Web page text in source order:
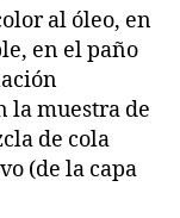
al óleo, en
en el paño
la muestra de
de cola
(de la capa